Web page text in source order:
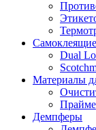
Dual
Материалы
Демпферы